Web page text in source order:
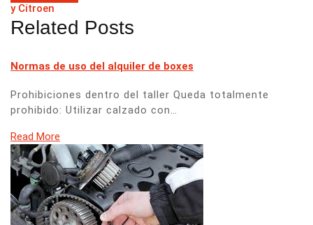
de
y Citroen
Related Posts
Normas de uso del alquiler de boxes
Prohibiciones dentro del taller Queda totalmente
prohibido: Utilizar calzado con…
Read More